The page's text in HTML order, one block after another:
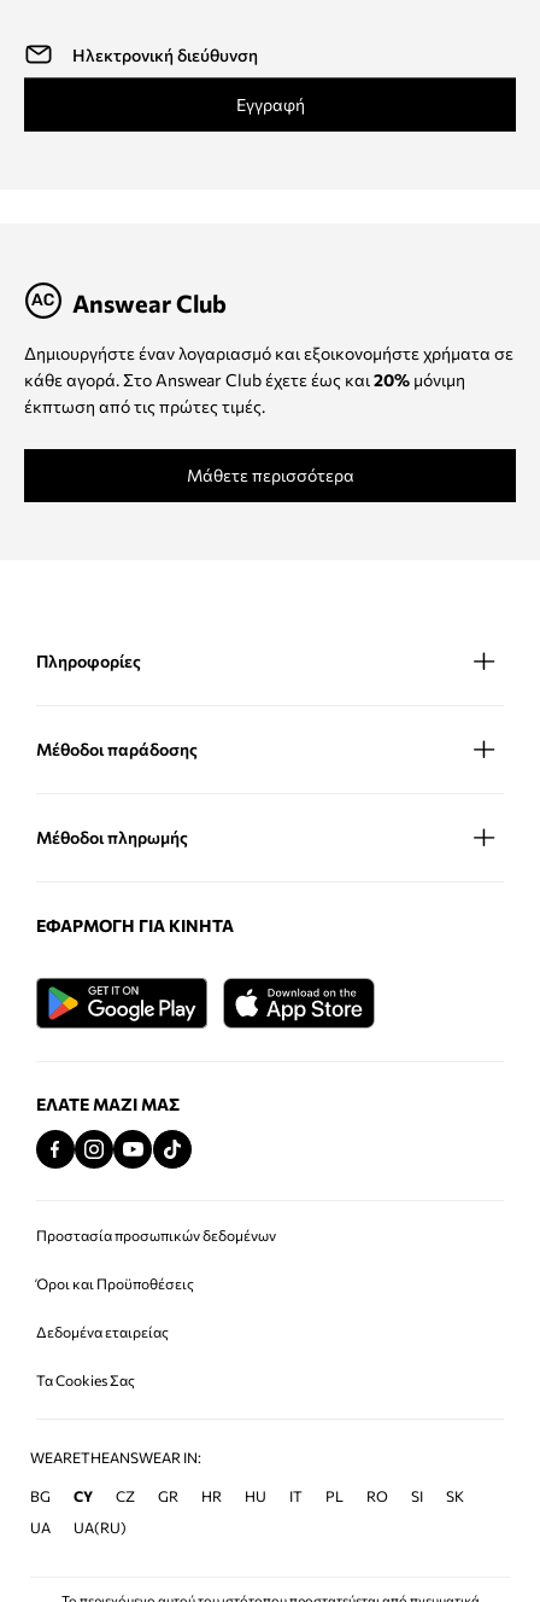
Εγγραφή
Answear Club
Δημιουργήστε έναν λογαριασμό και εξοικονομήστε χρήματα σε
κάθε αγορά. Στο Answear Club έχετε έως και20% μόνιμη
έκπτωση από τις πρώτες τιμές.
Μάθετε περισσότερα
Πληροφορίες
Μέθοδοι παράδοσης
Μέθοδοι πληρωμής
ΕΦΑΡΜΟΓΉ ΓΙΑ ΚΙΝΗΤΆ
ΕΛΆΤΕ ΜΑΖΊ ΜΑΣ
Προστασία προσωπικών δεδομένων
Όροι και Προϋποθέσεις
Δεδομένα εταιρείας
Τα Cookies Σας
WEARETHEANSWEAR IN:
BG CY CZ GR HR HU IT PL RO SI
SK
UA
UA(RU)